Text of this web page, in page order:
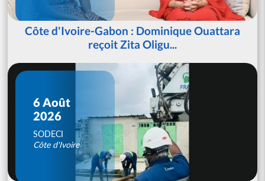
Côte d'Ivoire-Gabon : Dominique Ouattara
reçoit Zita Oligu...
6 Août
2026
SODECI
Côte d'Ivoire